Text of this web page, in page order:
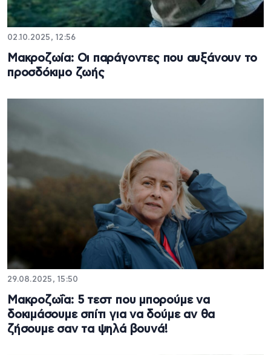
02.10.2025, 12:56
Μακροζωία: Οι παράγοντες που αυξάνουν το
προσδόκιμο ζωής
29.08.2025, 15:50
Μακροζωΐα: 5 τεστ που μπορούμε να
δοκιμάσουμε σπίτι για να δούμε αν θα
ζήσουμε σαν τα ψηλά βουνά!